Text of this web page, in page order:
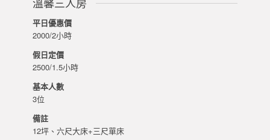
平日優惠價
2000/2小時
假日定價
2500/1.5小時
基本人數
3位
備註
12坪、六尺大床+三尺單床